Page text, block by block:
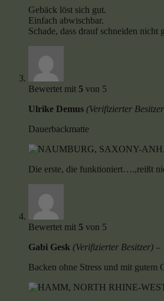
Gebäck löst sich gut.
Einfach abwischbar.
Schade, dass drauf schneiden nicht
Bewertet mit 5 von 5
Ulrike Demus (Verifizierter
Dauerbackmatte
Die erste, die funktioniert….,reißt
Bewertet mit 5 von 5
Gabi Gesk (Verifizierter Besitzer) –
Backen ohne Stress und mit gutem